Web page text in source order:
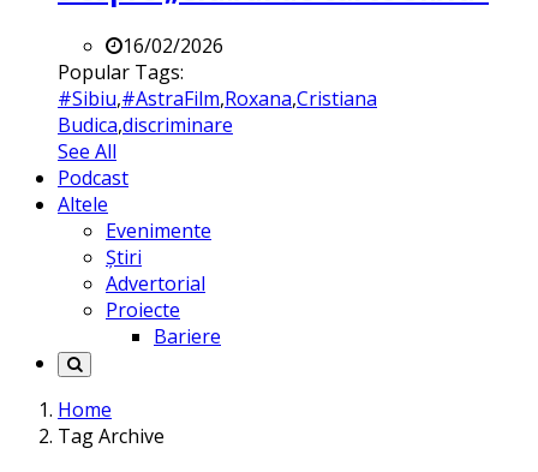
16/02/2026
Popular Tags:
#Sibiu,#AstraFilm,Roxana,Cristiana
Budica,discriminare
See All
Podcast
Altele
Evenimente
Știri
Advertorial
Proiecte
Bariere
Home
Tag Archive